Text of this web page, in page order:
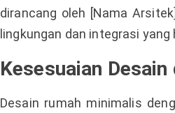
dirancang oleh [Nama
lingkungan dan integrasi
Kesesuaian
Desain rumah minimalis